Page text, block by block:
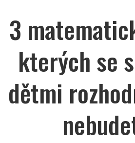
3
kterých se
dětmi